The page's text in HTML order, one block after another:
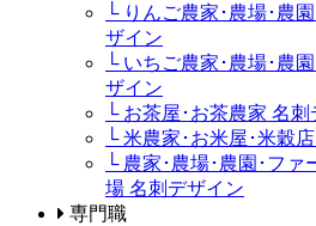
└ りんご農家･農場･農
ザイン
└ いちご農家･農場･農
ザイン
└ お茶屋･お茶農家 名刺
└ 米農家･お米屋･米穀
└ 農家･農場･農園･ファ
場 名刺デザイン
専門職